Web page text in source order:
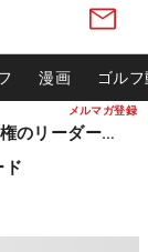
メルマガ登録
漫画 ゴル
松山英樹ら出場 ウィンダム選手権のリーダーボード